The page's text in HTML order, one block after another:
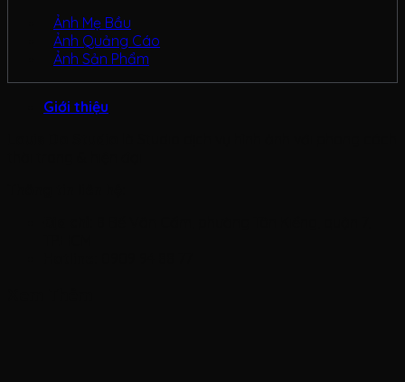
Ảnh Mẹ Bầu
Ảnh Quảng Cáo
Ảnh Sản Phẩm
Giới thiệu